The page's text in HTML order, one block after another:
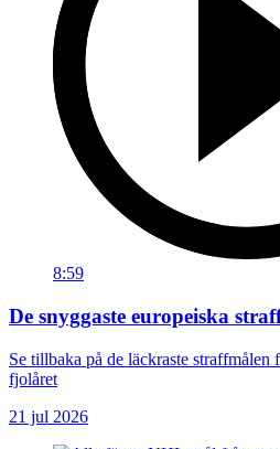
8:59
De snyggaste europeiska
Se tillbaka på de läckraste straffmålen
fjolåret
21 jul 2026